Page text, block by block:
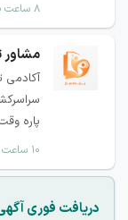
۸ ساعت پیش
مشاور
آکادمی
پاره
۱۰ ساعت پیش
دریافت فوری